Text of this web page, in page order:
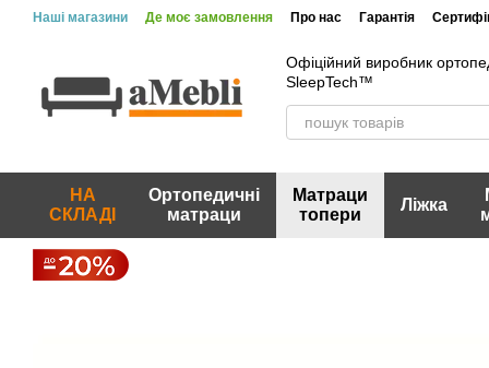
Перейти до основного контенту
Наші магазини Де моє замовлення Про нас Гарантія
Офіційний виробник
SleepTech™
НА
СКЛАДІ
Ортопедичні
матраци
Матраци
топери
Ліжка